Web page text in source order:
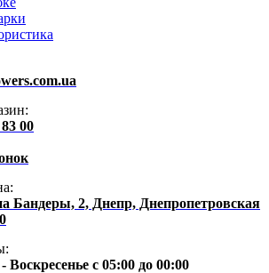
00
Бандеры, 2, Днепр, Днепропетровская
Воскресенье с 05:00 до 00:00